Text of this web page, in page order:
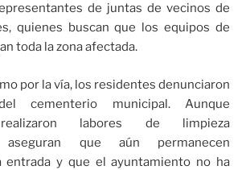
de juntas de vecinos de
quienes buscan que los equipos de
toda la zona afectada.
por la vía, los residentes denunciaron
cementerio municipal. Aunque
labores de limpieza
aseguran que aún permanecen
entrada y que el ayuntamiento no ha